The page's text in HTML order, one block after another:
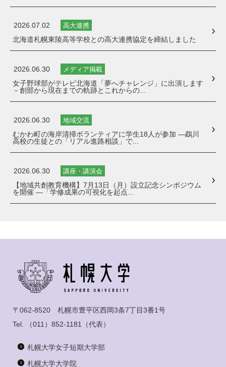
2026.07.02 高大連携
北海道札幌東陵高等学校との高大連携協定を締結しました
2026.06.30 メディア掲載
女子野球部がテレビ北海道「夢へチャレンジ」に出演します
－創部から現在までの軌跡とこれからの...
2026.06.30 地域交流
むかわ町の海岸清掃ボランティアに学生18人が参加 ―鵡川
高校の生徒との「リアル進路相談」で...
2026.06.30 講座・講演会
【地域共創教育機構】7月13日（月）設立記念シンポジウム
を開催 ―「学修成果の可視化を起点...
〒062-8520 札幌市豊平区西岡3条7丁目3番1号
Tel.
（011）852-1181 （代表）
札幌大学女子短期大学部
札幌大学大学院